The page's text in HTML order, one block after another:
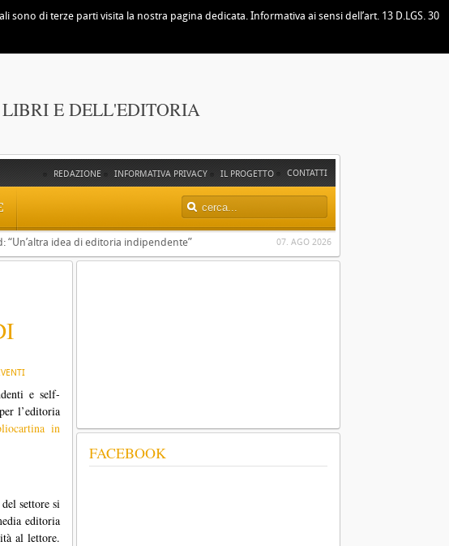
E DELL'EDITORIA
CONTATTI
IL PROGETTO
INFORMATIVA PRIVACY
REDAZIONE
07. AGO 2026
“Un’altra idea di editoria indipendente”
e self-
l’editoria
in
settore si
editoria
al lettore.
FACEBOOK
di terze parti visita la nostra pagina dedicata. Informativa ai sensi dell’art. 13 D.LGS. 30